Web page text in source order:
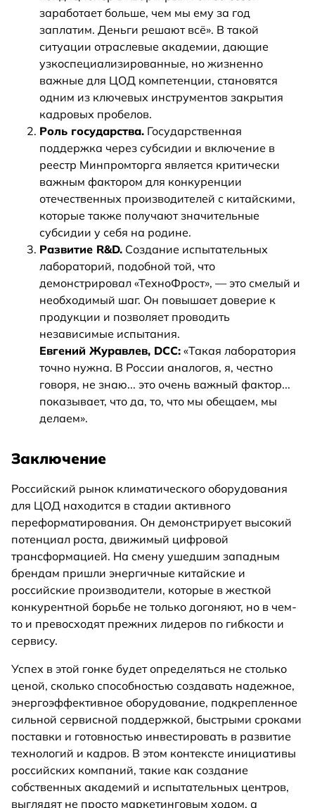
заработает больше, чем мы ему за год
заплатим. Деньги решают всё». В такой
ситуации отраслевые академии, дающие
узкоспециализированные, но жизненно
важные для ЦОД компетенции, становятся
одним из ключевых инструментов закрытия
кадровых пробелов.
Роль государства. Государственная
поддержка через субсидии и включение в
реестр Минпромторга является критически
важным фактором для конкуренции
отечественных производителей с китайскими,
которые также получают значительные
субсидии у себя на родине.
Развитие R&D. Создание испытательных
лабораторий, подобной той, что
демонстрировал «ТехноФрост», — это смелый и
необходимый шаг. Он повышает доверие к
продукции и позволяет проводить
независимые испытания.
Евгений Журавлев, DCC: «Такая лаборатория
точно нужна. В России аналогов, я, честно
говоря, не знаю... это очень важный фактор...
показывает, что да, то, что мы обещаем, мы
делаем».
Заключение
Российский рынок климатического оборудования
для ЦОД находится в стадии активного
переформатирования. Он демонстрирует высокий
потенциал роста, движимый цифровой
трансформацией. На смену ушедшим западным
брендам пришли энергичные китайские и
российские производители, которые в жесткой
конкурентной борьбе не только догоняют, но в чем-
то и превосходят прежних лидеров по гибкости и
сервису.
Успех в этой гонке будет определяться не столько
ценой, сколько способностью создавать надежное,
энергоэффективное оборудование, подкрепленное
сильной сервисной поддержкой, быстрыми сроками
поставки и готовностью инвестировать в развитие
технологий и кадров. В этом контексте инициативы
российских компаний, такие как создание
собственных академий и испытательных центров,
выглядят не просто маркетинговым ходом, а